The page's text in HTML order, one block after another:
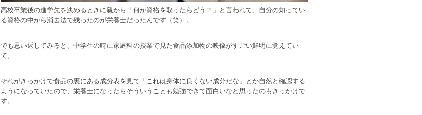
高校卒業後の進学先を決めるときに親から「何か資格を取ったらどう？」と言われて、自分の知ってい
る資格の中から消去法で残ったのが栄養士だったんです（笑）。
でも思い返してみると、中学生の時に家庭科の授業で見た食品添加物の映像がすごい鮮明に覚えてい
て。
それがきっかけで食品の裏にある成分表を見て「これは身体に良くない成分だな」とか自然と確認する
ようになっていたので、栄養士になったらそういうことも勉強できて面白いなと思ったのもきっかけで
す。